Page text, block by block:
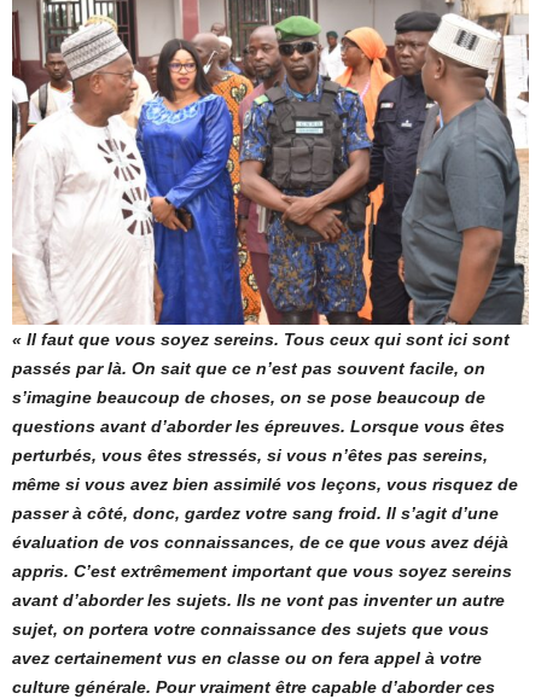
« Il faut que vous soyez sereins. Tous ceux qui sont ici sont
passés par là. On sait que ce n’est pas souvent facile, on
s’imagine beaucoup de choses, on se pose beaucoup de
questions avant d’aborder les épreuves. Lorsque vous êtes
perturbés, vous êtes stressés, si vous n’êtes pas sereins,
même si vous avez bien assimilé vos leçons, vous risquez de
passer à côté, donc, gardez votre sang froid. Il s’agit d’une
évaluation de vos connaissances, de ce que vous avez déjà
appris. C’est extrêmement important que vous soyez sereins
avant d’aborder les sujets. Ils ne vont pas inventer un autre
sujet, on portera votre connaissance des sujets que vous
avez certainement vus en classe ou on fera appel à votre
culture générale. Pour vraiment être capable d’aborder ces